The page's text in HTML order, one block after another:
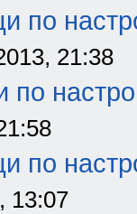
по
21:38
по
13:07